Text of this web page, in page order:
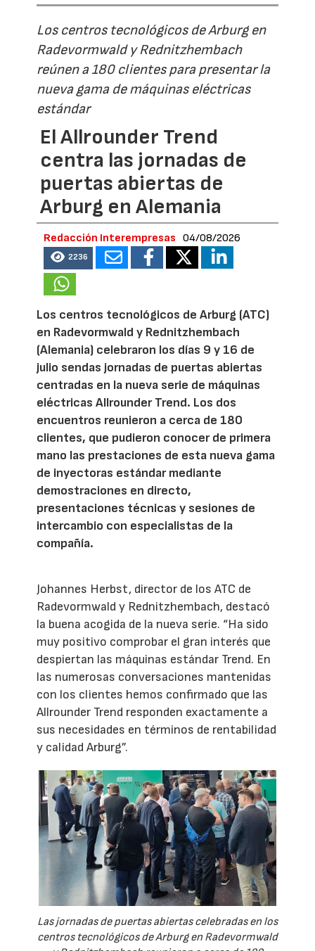
Los centros tecnológicos de Arburg en
Radevormwald y Rednitzhembach
reúnen a 180 clientes para presentar la
nueva gama de máquinas eléctricas
estándar
El Allrounder Trend
centra las jornadas de
puertas abiertas de
Arburg en Alemania
Redacción Interempresas 04/08/2026
2236
Los centros tecnológicos de Arburg (ATC)
en Radevormwald y Rednitzhembach
(Alemania) celebraron los días 9 y 16 de
julio sendas jornadas de puertas abiertas
centradas en la nueva serie de máquinas
eléctricas Allrounder Trend. Los dos
encuentros reunieron a cerca de 180
clientes, que pudieron conocer de primera
mano las prestaciones de esta nueva gama
de inyectoras estándar mediante
demostraciones en directo,
presentaciones técnicas y sesiones de
intercambio con especialistas de la
compañía.
Johannes Herbst, director de los ATC de
Radevormwald y Rednitzhembach, destacó
la buena acogida de la nueva serie. “Ha sido
muy positivo comprobar el gran interés que
despiertan las máquinas estándar Trend. En
las numerosas conversaciones mantenidas
con los clientes hemos confirmado que las
Allrounder Trend responden exactamente a
sus necesidades en términos de rentabilidad
y calidad Arburg”.
Las jornadas de puertas abiertas celebradas en los
centros tecnológicos de Arburg en Radevormwald